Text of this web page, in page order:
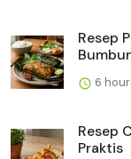
Resep
6
Resep
Praktis